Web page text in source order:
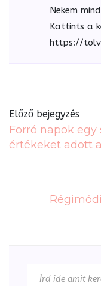
Nekem
Kattints a
https://
Előző bejegyzés
Forró napok
értékeket adott